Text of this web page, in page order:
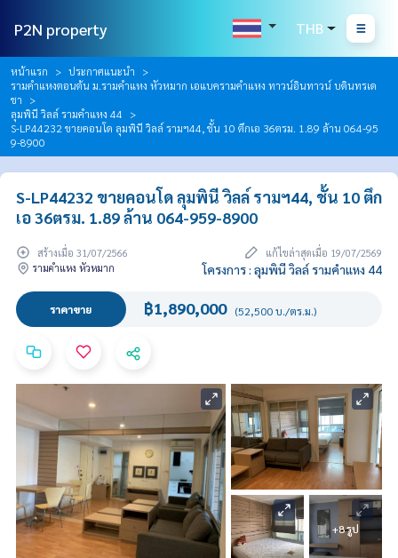
P2N property THB
หน้าแรก
ประกาศแนะนำ
รามคำแหงตอนต้น ม.รามคำแหง หัวหมาก เอแบครามคำแหง ทาวน์อินทาวน์ บดินทรเด
ชา
ลุมพินี วิลล์ รามคำแหง 44
S-LP44232 ขายคอนโด ลุมพินี วิลล์ รามฯ44, ชั้น 10 ตึกเอ 36ตรม. 1.89 ล้าน 064-95
9-8900
S-LP44232 ขายคอนโด ลุมพินี วิลล์ รามฯ44, ชั้น 10 ตึก
เอ 36ตรม. 1.89 ล้าน 064-959-8900
สร้างเมื่อ 31/07/2566
แก้ไขล่าสุดเมื่อ 19/07/2569
รามคำแหง หัวหมาก
โครงการ : ลุมพินี วิลล์ รามคำแหง 44
ราคาขาย ฿1,890,000 (52,500 บ./ตร.ม.)
+8 รูป